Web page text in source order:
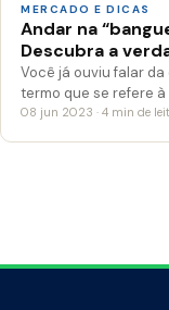
MERCADO E DICAS
Andar na
Descubra a
Você já ouviu falar da
termo que se refere
08 jun 2023 · 4 min de